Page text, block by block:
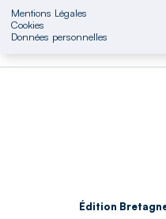
Mentions Légales
Cookies
Données personnelles
Édition